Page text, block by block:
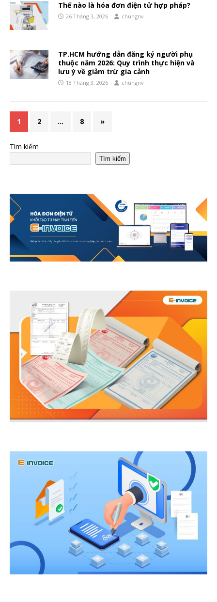
Thế nào là hóa đơn điện tử hợp pháp?
26 Tháng 3, 2026 chungnv
TP.HCM hướng dẫn đăng ký người phụ
thuộc năm 2026: Quy trình thực hiện và
lưu ý về giảm trừ gia cảnh
18 Tháng 3, 2026 chungnv
1 2 … 8 »
Tìm kiếm
Tìm kiếm